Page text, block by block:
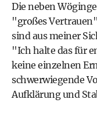
Die neben
"großes
sind aus meiner
"Ich halte das für
keine einzelnen
schwerwiegende
Aufklärung und